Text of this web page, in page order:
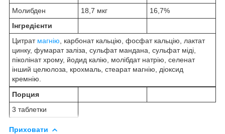
Молибден
18,7 мкг
16,7%
Інгредієнти
Цитрат магнію , карбонат кальцію, фосфат кальцію, лактат
цинку, фумарат заліза, сульфат мандана, сульфат міді,
піколінат хрому, йодид калію, молібдат натрію, селенат
інший целюлоза, крохмаль, стеарат магнію, діоксид
кремнію.
Порция
3 таблетки
Приховати